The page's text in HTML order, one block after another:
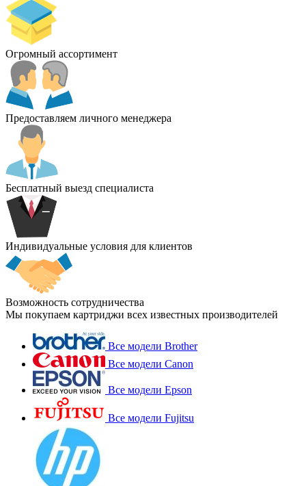
Огромный ассортимент
Предоставляем личного менеджера
Бесплатный выезд специалиста
Индивидуальные условия для клиентов
Возможность сотрудничества
Мы покупаем картриджи всех известных производителей
Все модели Brother
Все модели Canon
Все модели Epson
Все модели Fujitsu